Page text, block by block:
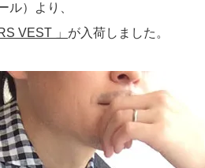
ル）より、
VEST 」 が入荷しました。